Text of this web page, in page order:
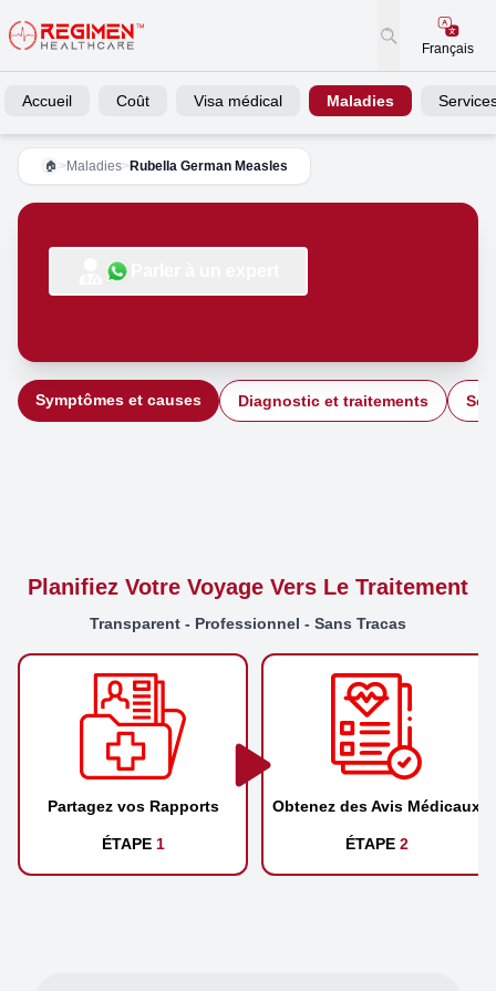
Français
Accueil Coût Visa médical Maladies
🏠 > Maladies> Rubella German Measles
Symptômes et causes Diagnostic et traitements
Planifiez Votre Voyage Vers Le Traitement
Transparent - Professionnel - Sans Tracas
Partagez vos Rapports
ÉTAPE 1
Obtenez des Avis Médicaux
ÉTAPE 2